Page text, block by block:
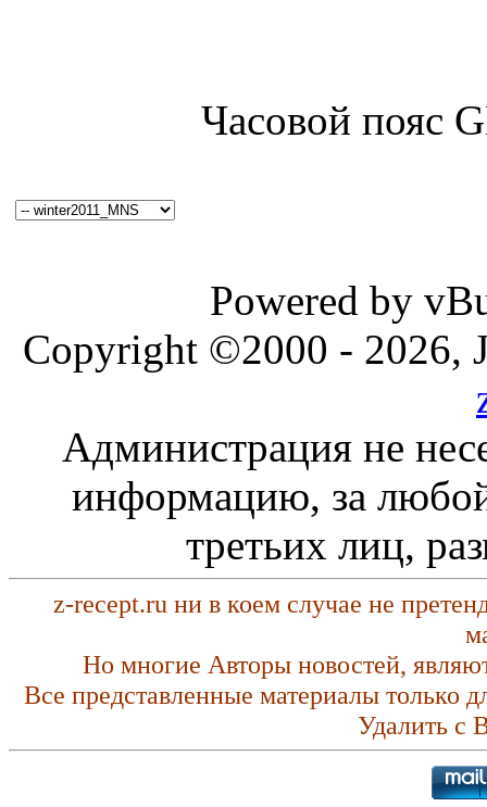
Часовой пояс
Powered by
Copyright ©2000 - 2026,
Администрация не
информацию, за любой
третьих лиц,
z-recept.ru ни в коем случае не
Но многие Авторы новостей,
Все представленные материалы только
Удалить с